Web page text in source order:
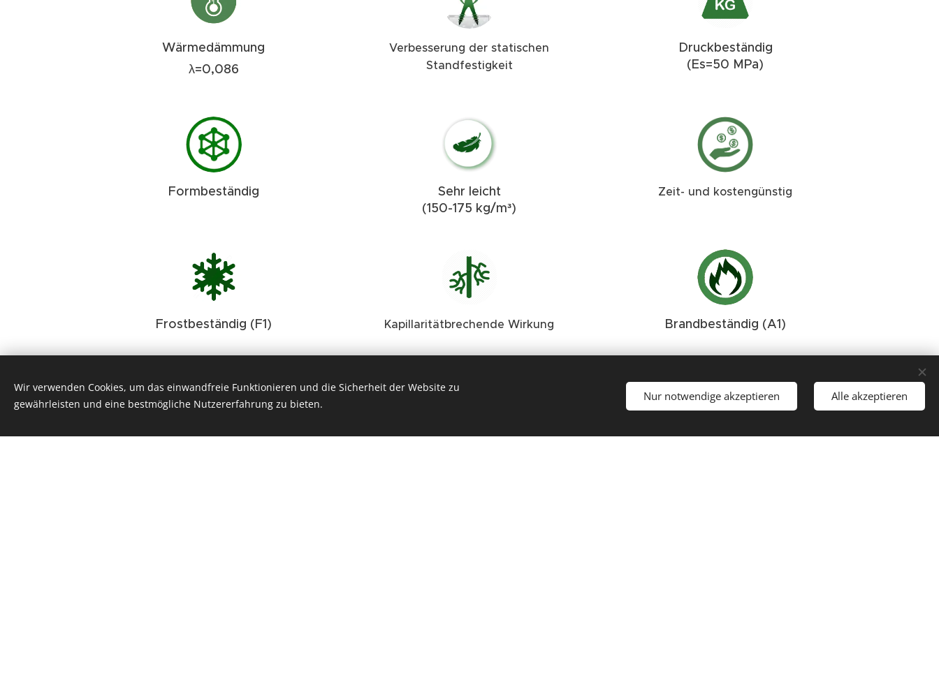
Wärmedämmung
λ=0,086
Verbesserung der statischen
Standfestigkeit
Druckbeständig
(Es=50 MPa)
Formbeständig
Sehr leicht
(150-175 kg/m³)
Zeit- und kostengünstig
Frostbeständig (F1) Kapillaritätbrechende Wirkung Brandbeständig (A1)
Wir verwenden Cookies, um das einwandfreie Funktionieren und die Sicherheit der Website zu
gewährleisten und eine bestmögliche Nutzererfahrung zu bieten.
Nur notwendige akzeptieren Alle akzeptieren